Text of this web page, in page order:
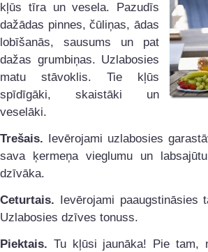
kļūs tīra un vesela. Pazudīs
dažādas pinnes, čūliņas, ādas
lobīšanās, sausums un pat
dažas grumbiņas. Uzlabosies
matu stāvoklis. Tie kļūs
spīdīgāki, skaistāki un
veselāki.
Trešais. Ievērojami uzlabosies
sava ķermeņa vieglumu un
dzīvāka.
Ceturtais. Ievērojami paaugstināsies
Uzlabosies dzīves tonuss.
Piektais. Tu kļūsi jaunāka! Pie